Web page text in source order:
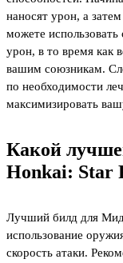
наносят урон, а
можете
урон, в то время как
вашим союзникам.
по необходимости
максимизировать
Какой
Honkai: Star
Лучший билд для
использование
скорость атаки.